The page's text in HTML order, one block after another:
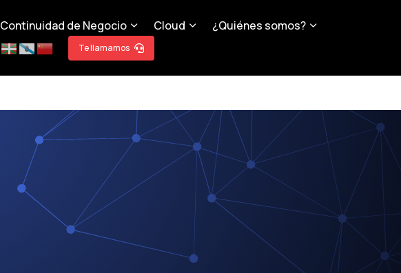
Continuidad de Negocio Cloud ¿Quiénes somos?
Te llamamos